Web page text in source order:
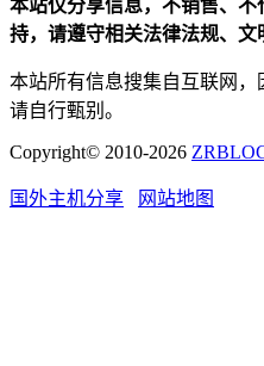
本站仅分享信息，不销售、
持，请遵守相关法律法规、文
本站所有信息搜集自互联网
请自行甄别。
Copyright© 2010-2026
国外主机分享 网站地图